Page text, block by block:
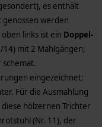
es enthält
werden
links ist ein Doppel-
mit 2 Mahlgängen;
eingezeichnet;
Für die Ausmahlung
hölzernen Trichter
(Nr. 11), der